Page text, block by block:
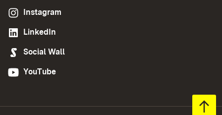
Instagram
LinkedIn
Social Wall
YouTube